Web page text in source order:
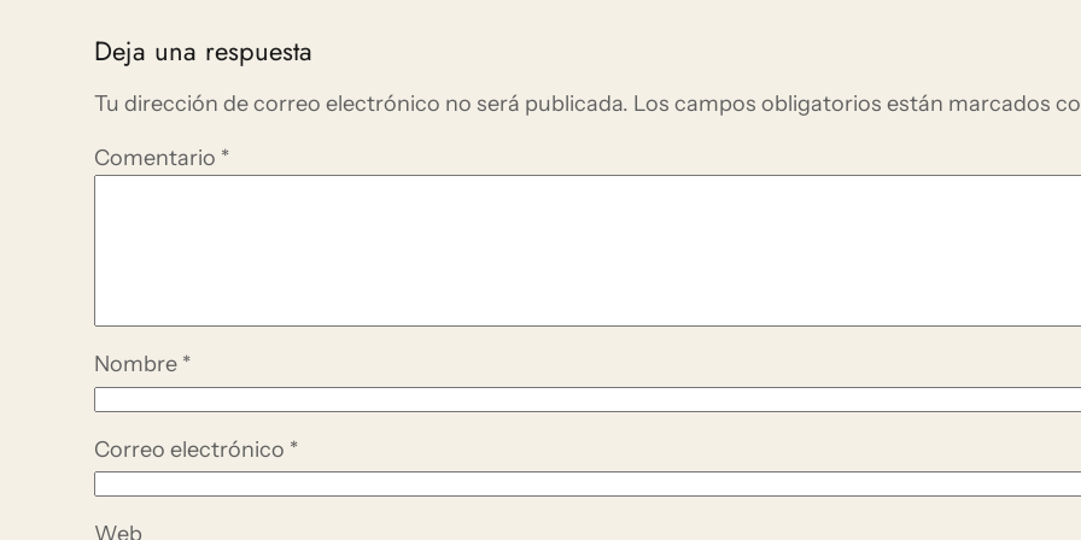
Deja una respuesta
Tu dirección de correo electrónico no será publicada. Los campos obligatorios están marcados
Comentario *
Nombre *
Correo electrónico *
Web